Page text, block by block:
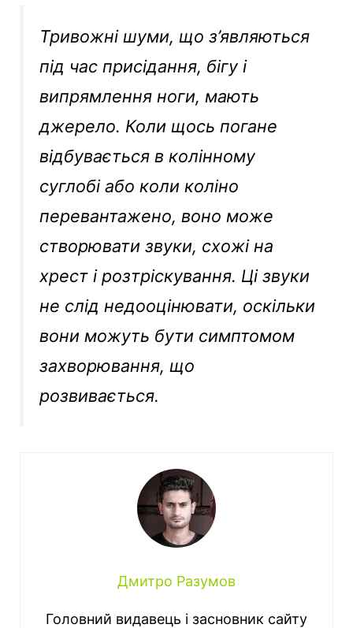
Тривожні шуми, що з’являються
під час присідання, бігу і
випрямлення ноги, мають
джерело. Коли щось погане
відбувається в колінному
суглобі або коли коліно
перевантажено, воно може
створювати звуки, схожі на
хрест і розтріскування. Ці звуки
не слід недооцінювати, оскільки
вони можуть бути симптомом
захворювання, що
розвивається.
Дмитро Разумов
Головний видавець і засновник сайту